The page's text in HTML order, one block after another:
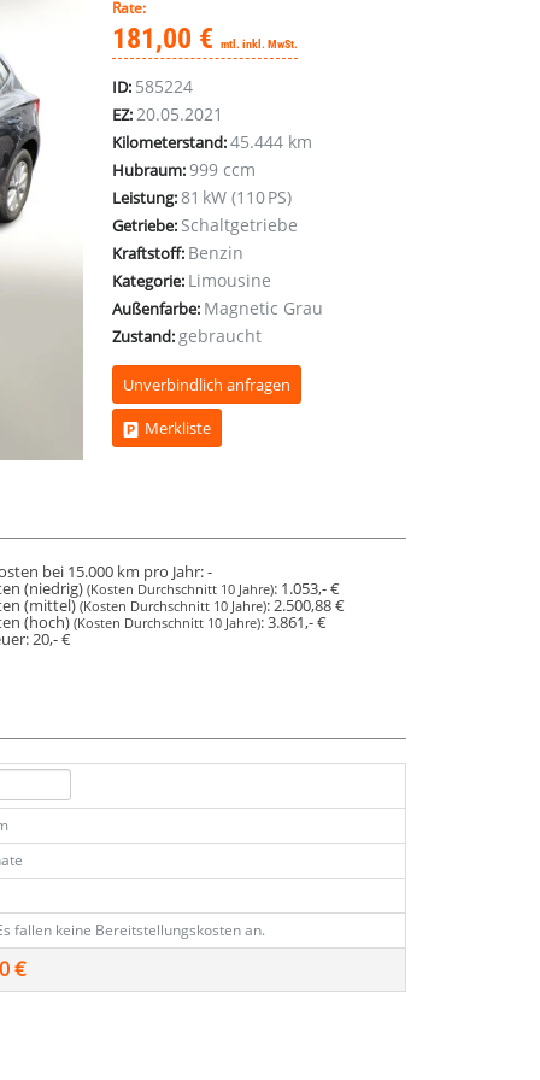
Rate:
181,00 € mtl. inkl. MwSt.
ID: 585224
EZ:20.05.2021
Kilometerstand:45.444 km
Hubraum:999 ccm
Leistung:81 kW (110 PS)
Getriebe: Schaltgetriebe
Kraftstoff: Benzin
Kategorie: Limousine
Außenfarbe: Magnetic Grau
Zustand:gebraucht
Unverbindlich anfragen
Merkliste
bei 15.000 km pro Jahr:-
(niedrig)(Kosten Durchschnitt 10 Jahre): 1.053,- €
(mittel)(Kosten Durchschnitt 10 Jahre):2.500,88 €
(hoch)(Kosten Durchschnitt 10 Jahre):3.861,- €
20,- €
fallen keine Bereitstellungskosten an.
€